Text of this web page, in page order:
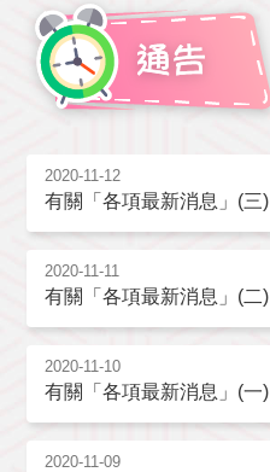
2020-11-12
有關「各項最新消息」(三)
2020-11-11
有關「各項最新消息」(二)
2020-11-10
有關「各項最新消息」(一)
2020-11-09